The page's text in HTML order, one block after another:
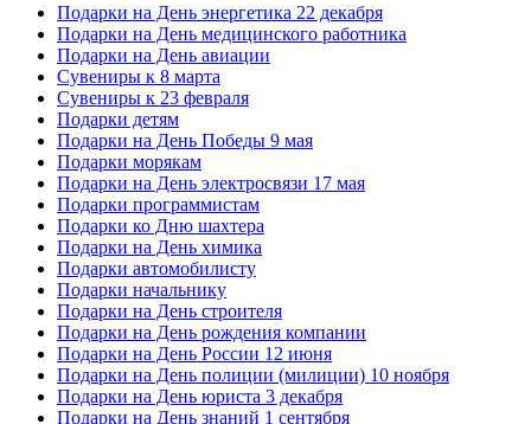
Подарки на День энергетика 22 декабря
Подарки на День медицинского работника
Подарки на День авиации
Сувениры к 8 марта
Сувениры к 23 февраля
Подарки детям
Подарки на День Победы 9 мая
Подарки морякам
Подарки на День электросвязи 17 мая
Подарки программистам
Подарки ко Дню шахтера
Подарки на День химика
Подарки автомобилисту
Подарки начальнику
Подарки на День строителя
Подарки на День рождения компании
Подарки на День России 12 июня
Подарки на День полиции (милиции) 10 ноября
Подарки на День юриста 3 декабря
Подарки на День знаний 1 сентября